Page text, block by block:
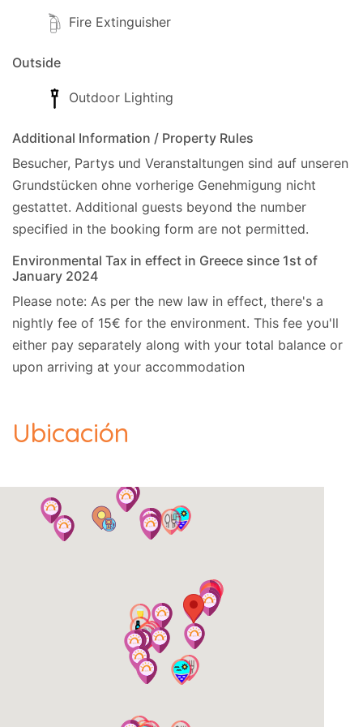
- Mini-mercado más cercano, 650m.
- Cajero automático, 100m.
- Banco, 15km (Acharavi).
- Parque Acuático, .
- Puerto deportivo, 32km.
- Centro de buceo, 16km.
- Hospital, 32km.
- Comisaría de Policía, 23km.
- Oficina Local de Eos, 6km.
- Gasolinera, a 3 km (Kassiopi).
siguientes lugares apasionantes:
DIRECCIÓN:
49081., GPS: (39.764244, 19.943926).
: Dos veces por semana, incluida su
: Una vez por semana.
Fire Extinguisher
Outside
Outdoor Lighting
Additional Information / Property Rules
Besucher, Partys und Veranstaltungen sind auf unseren
Grundstücken ohne vorherige Genehmigung nicht
gestattet. Additional guests beyond the number
specified in the booking form are not permitted.
Environmental Tax in effect in Greece since 1st of
January 2024
Please note: As per the new law in effect, there's a
nightly fee of 15€ for the environment. This fee you'll
either pay separately along with your total balance or
upon arriving at your accommodation
Ubicación